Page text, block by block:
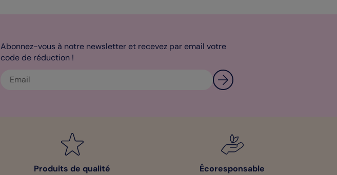
Abonnez-vous à notre newsletter et recevez par email votre
code de réduction !
Produits de qualité Écoresponsable